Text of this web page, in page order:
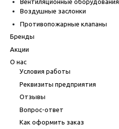
Вентиляционные оборудования
Воздушные заслонки
Противопожарные клапаны
Бренды
Акции
О нас
Условия работы
Реквизиты предприятия
Отзывы
Вопрос-ответ
Как оформить заказ